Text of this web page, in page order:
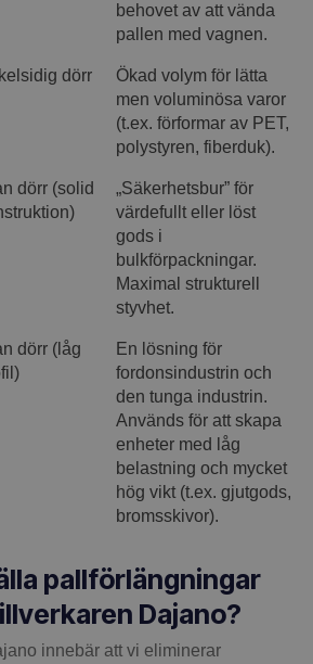
behovet av att vända
pallen med vagnen.
dörr
Ökad volym för lätta
men voluminösa varor
(t.ex. förformar av PET,
polystyren, fiberduk).
dörr (solid
„Säkerhetsbur” för
värdefullt eller löst
gods i
bulkförpackningar.
Maximal strukturell
styvhet.
dörr (låg
En lösning för
fordonsindustrin och
den tunga industrin.
Används för att skapa
enheter med låg
belastning och mycket
hög vikt (t.ex. gjutgods,
bromsskivor).
pallförlängningar
Dajano?
innebär att vi eliminerar